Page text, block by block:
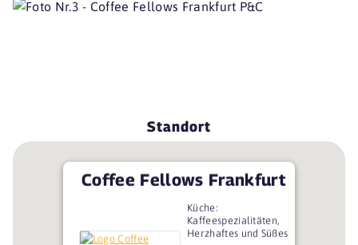
Standort
Coffee Fellows Frankfurt
Küche:
Kaffeespezialitäten,
Herzhaftes und Süßes